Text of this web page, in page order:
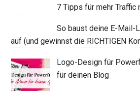
7 Tipps für mehr
So baust deine E-Mail-
auf (und gewinnst die RICHTIGEN
Logo-Design für
für deinen Blog